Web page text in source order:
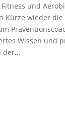
und
Kürze wieder die
Wissen und
der...